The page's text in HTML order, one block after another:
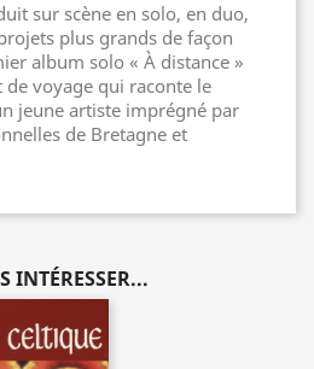
sur scène en solo, en duo,
plus grands de façon
album solo « À distance »
voyage qui raconte le
jeune artiste imprégné par
de Bretagne et
INTÉRESSER...